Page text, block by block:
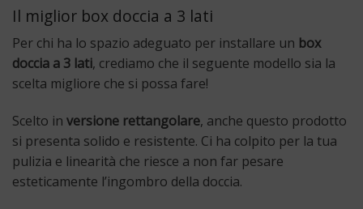
Il miglior box doccia a 3 lati
Per chi ha lo spazio adeguato per installare un box
doccia a 3 lati, crediamo che il seguente modello sia la
scelta migliore che si possa fare!
Scelto in versione rettangolare, anche questo prodotto
si presenta solido e resistente. Ci ha colpito per la tua
pulizia e linearità che riesce a non far pesare
esteticamente l’ingombro della doccia.